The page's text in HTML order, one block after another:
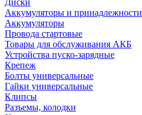
Диски
Аккумуляторы и принадлежности
Аккумуляторы
Провода стартовые
Товары для обслуживания АКБ
Устройства пуско-зарядные
Крепеж
Болты универсальные
Гайки универсальные
Клипсы
Разъемы, колодки